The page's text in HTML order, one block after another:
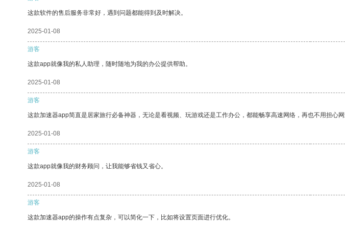
这款软件的售后服务非常好，遇到问题都能得到及时解决。
2025-01-08
游客
这款app就像我的私人助理，随时随地为我的办公提供帮助。
2025-01-08
游客
这款加速器app简直是居家旅行必备神器，无论是看视频、玩游戏还是工作办公，都能畅享高速网络，再也不用担心
2025-01-08
游客
这款app就像我的财务顾问，让我能够省钱又省心。
2025-01-08
游客
这款加速器app的操作有点复杂，可以简化一下，比如将设置页面进行优化。